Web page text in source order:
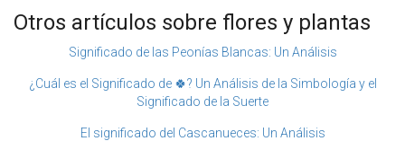
Otros artículos sobre flores y plantas
Significado de las Peonías Blancas: Un Análisis
¿Cuál es el Significado de 🍀? Un Análisis de la Simbología y el
Significado de la Suerte
El significado del Cascanueces: Un Análisis